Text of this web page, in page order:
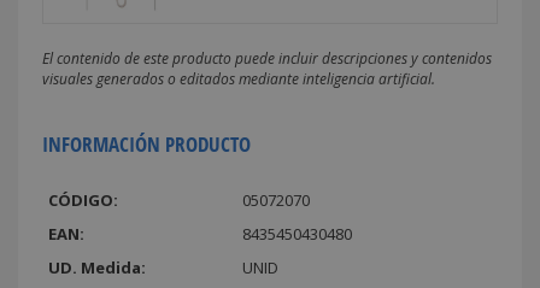
El contenido de este producto puede incluir descripciones y contenidos
visuales generados o editados mediante inteligencia artificial.
INFORMACIÓN PRODUCTO
CÓDIGO:
05072070
EAN:
8435450430480
UD. Medida:
UNID